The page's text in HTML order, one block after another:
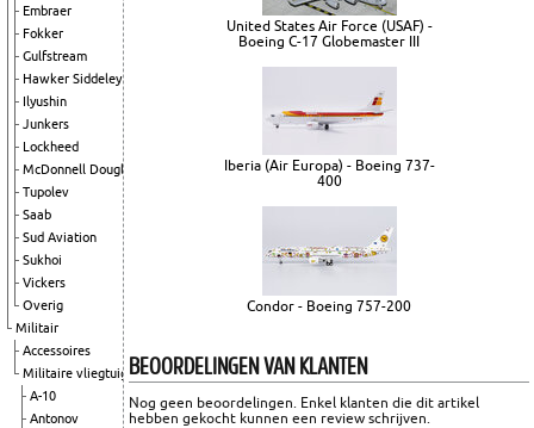
Embraer
Fokker
Gulfstream
Hawker Siddeley
Ilyushin
Junkers
Lockheed
McDonnell Douglas
Tupolev
Saab
Sud Aviation
Sukhoi
Vickers
Overig
Militair
Accessoires
Militaire vliegtuigen
A-10
Antonov
United States Air Force (USAF) -
Boeing C-17 Globemaster III
Iberia (Air Europa) - Boeing 737-
400
Condor - Boeing 757-200
BEOORDELINGEN VAN KLANTEN
Nog geen beoordelingen. Enkel klanten die dit artikel
hebben gekocht kunnen een review schrijven.